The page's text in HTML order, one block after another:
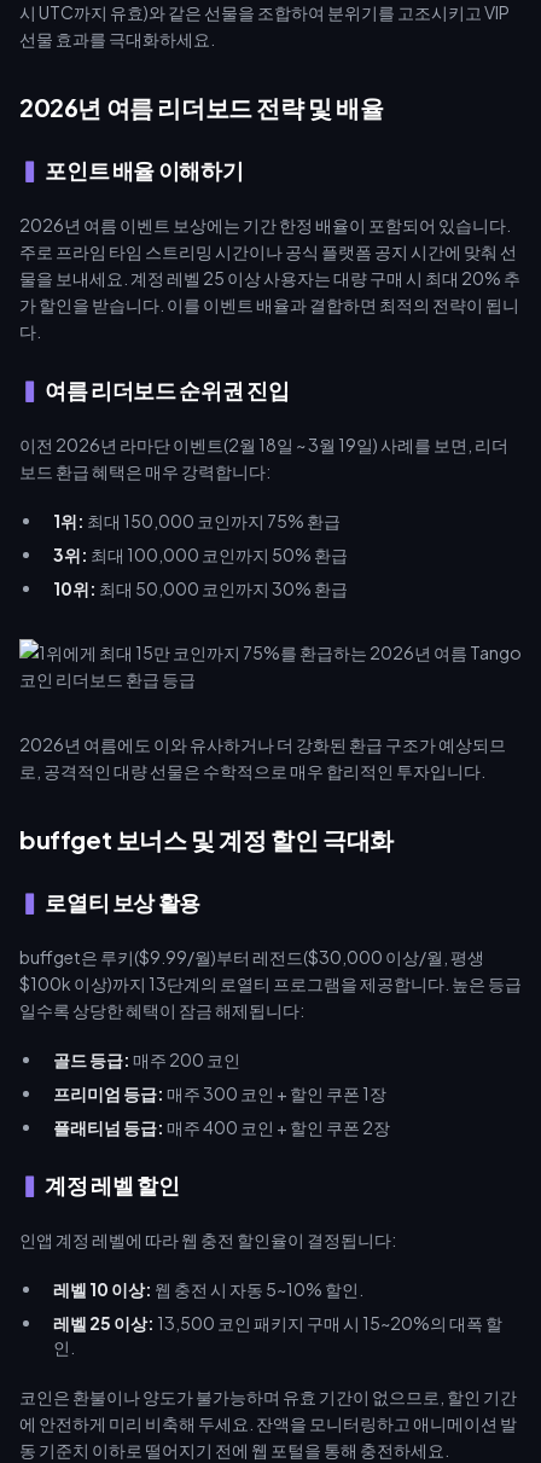
시 UTC까지 유효)와 같은 선물을 조합하여 분위기를 고조시키고 VIP
선물 효과를 극대화하세요.
2026년 여름 리더보드 전략 및 배율
포인트 배율 이해하기
2026년 여름 이벤트 보상에는 기간 한정 배율이 포함되어 있습니다.
주로 프라임 타임 스트리밍 시간이나 공식 플랫폼 공지 시간에 맞춰 선
물을 보내세요. 계정 레벨 25 이상 사용자는 대량 구매 시 최대 20% 추
가 할인을 받습니다. 이를 이벤트 배율과 결합하면 최적의 전략이 됩니
다.
여름 리더보드 순위권 진입
이전 2026년 라마단 이벤트(2월 18일 ~ 3월 19일) 사례를 보면, 리더
보드 환급 혜택은 매우 강력합니다:
1위: 최대 150,000 코인까지 75% 환급
3위: 최대 100,000 코인까지 50% 환급
10위: 최대 50,000 코인까지 30% 환급
2026년 여름에도 이와 유사하거나 더 강화된 환급 구조가 예상되므
로, 공격적인 대량 선물은 수학적으로 매우 합리적인 투자입니다.
buffget 보너스 및 계정 할인 극대화
로열티 보상 활용
buffget은 루키($9.99/월)부터 레전드($30,000 이상/월, 평생
$100k 이상)까지 13단계의 로열티 프로그램을 제공합니다. 높은 등급
일수록 상당한 혜택이 잠금 해제됩니다:
골드 등급: 매주 200 코인
프리미엄 등급: 매주 300 코인 + 할인 쿠폰 1장
플래티넘 등급: 매주 400 코인 + 할인 쿠폰 2장
계정 레벨 할인
인앱 계정 레벨에 따라 웹 충전 할인율이 결정됩니다:
레벨 10 이상: 웹 충전 시 자동 5~10% 할인.
레벨 25 이상: 13,500 코인 패키지 구매 시 15~20%의 대폭 할
인.
코인은 환불이나 양도가 불가능하며 유효 기간이 없으므로, 할인 기간
에 안전하게 미리 비축해 두세요. 잔액을 모니터링하고 애니메이션 발
동 기준치 이하로 떨어지기 전에 웹 포털을 통해 충전하세요.